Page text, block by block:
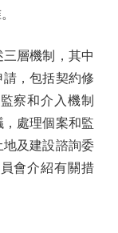
層機制，其中
，包括契約修
察和介入機制
處理個案和監
及建設諮詢委
會介紹有關措